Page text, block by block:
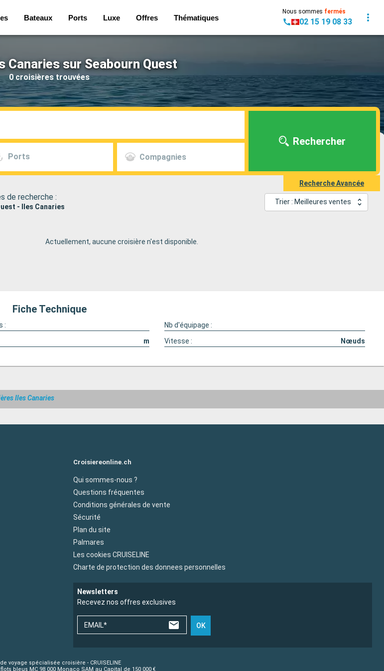
Bateaux Ports Luxe Offres Thématiques
Nous sommes fermés
02 15 19 08 33
Canaries sur Seabourn Quest
0 croisières trouvées
Ports Compagnies
Rechercher
Recherche Avancée
de recherche :
- Iles Canaries
Trier : Meilleures ventes
Actuellement, aucune croisière n'est disponible.
Fiche Technique
:
Nb d'équipage :
m Vitesse : Nœuds
Iles Canaries
Croisiereonline.ch
Qui sommes-nous ?
Questions fréquentes
Conditions générales de vente
Sécurité
Plan du site
Palmares
Les cookies CRUISELINE
Charte de protection des donnees personnelles
Newsletters
Recevez nos offres exclusives
EMAIL* OK
voyage spécialisée croisière - CRUISELINE
bleus MC 98 000 Monaco SAM au Capital de 150 000 €